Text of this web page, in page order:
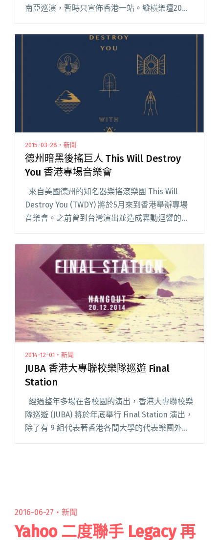
南亞巡演，暫時只宣佈香港一站。縱橫樂壇20多
因與其他成員咬弦不和，及後離隊作獨立發展，
結閱讀全文 "樂壇壞孩子 20年仍玩味濃濃 Robbie
Williams 要來香港演出了"
2015-03-28・新聞
德州暗黑後搖巨人 This Will Destroy
You 香港專場音樂會
來自美國德州的知名器樂搖滾樂團 This Will
Destroy You (TWDY) 將於5月來到香港舉辦專場
音樂會。之前曾到台灣演出並造成轟動迴響的
TWDY，2005年成立於美國德克薩斯州，成立之
初本來由吉他手 Jer閱讀全文 "德州暗黑後搖巨人
This Will Destroy You 香港專場音樂會"
2014-12-01・新聞
JUBA 香港大專聯校樂隊巡遊 Final
Station
經過整年多場在各校園的演出，香港大專聯校樂
隊巡遊 (JUBA) 將於年底舉行 Final Station 演出，
除了有 9 組代表著香港各間大學的代表樂團外，
更邀請到泰國金屬大團 Retrospect 與 Sweet
2016-06-27・ 新聞
Yahoo 二度聯手 Legacy 再